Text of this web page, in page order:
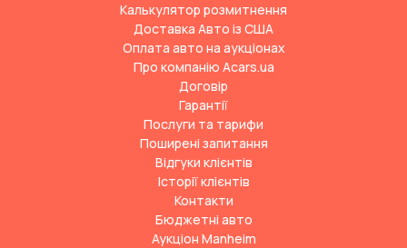
Калькулятор розмитнення
Доставка Авто із США
Оплата авто на аукціонах
Про компанію Acars.ua
Договір
Гарантії
Послуги та тарифи
Поширені запитання
Відгуки клієнтів
Історії клієнтів
Контакти
Бюджетні авто
Аукціон Manheim